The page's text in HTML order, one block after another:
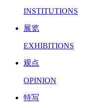
INSTITUTIONS
展览
EXHIBITIONS
观点
OPINION
特写